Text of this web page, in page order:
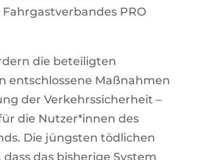
PRO
die beteiligten
entschlossene Maßnahmen
der Verkehrssicherheit –
die Nutzer*innen des
Die jüngsten tödlichen
dass das bisherige System